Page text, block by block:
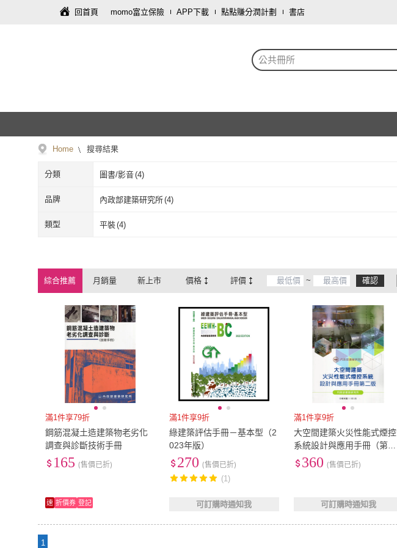
回首頁 momo富立保險 APP下載 點點賺分潤計劃 書店
公共冊所
Home 搜尋結果
分類 圖書/影音(4)
品牌 內政部建築研究所(4)
內政部建築研究所
類型 平裝(4)
綜合推薦 月銷量 新上市 價格 評價 ~ 確認
滿1件享79折
鋼筋混凝土造建築物老劣化
調查與診斷技術手冊
165 (售價已折)
速 折價券 登記
滿1件享9折
綠建築評估手冊－基本型（2
023年版）
270 (售價已折)
(1)
可訂購時通知我
滿1件享9折
大空間建築火災性能式煙控
系統設計與應用手冊（第二
版）
360 (售價已折)
可訂購時通知我
1